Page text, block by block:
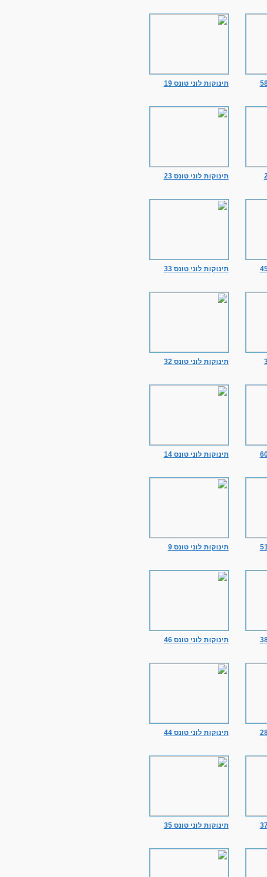
תינוקות לוני טונס 19
תינוקות לוני טונס 23
תינוקות לוני טונס 33
תינוקות לוני טונס 32
תינוקות לוני טונס 14
תינוקות לוני טונס 9
תינוקות לוני טונס 46
תינוקות לוני טונס 44
תינוקות לוני טונס 35